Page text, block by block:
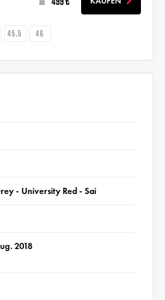
45.5 46
- University Red - Sai
2018